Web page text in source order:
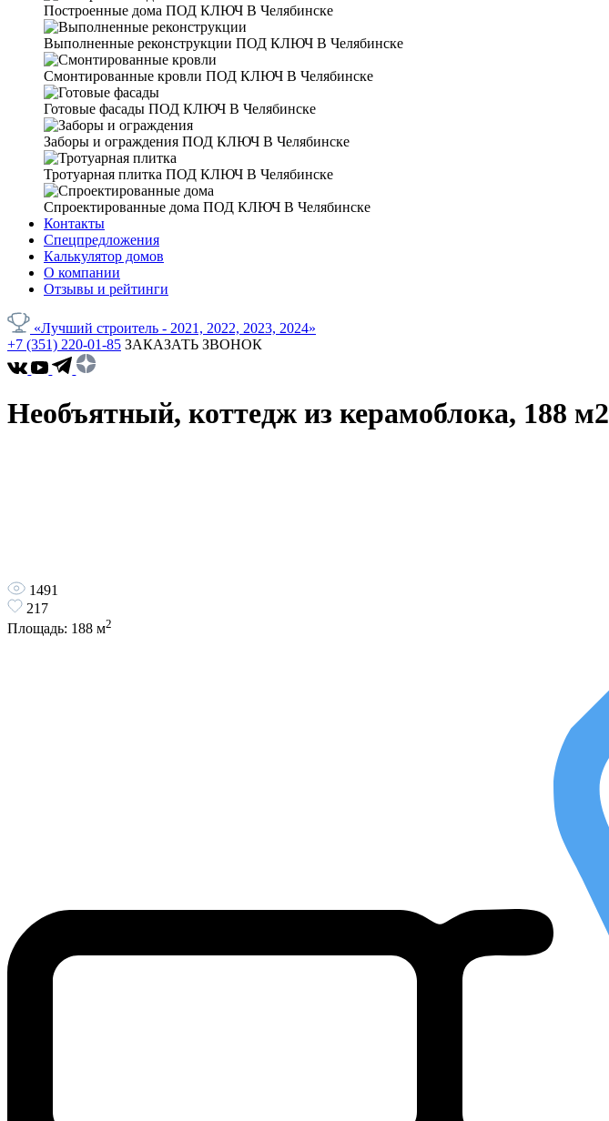
Построенные дома ПОД КЛЮЧ В Челябинске
Выполненные реконструкции ПОД КЛЮЧ В Челябинске
Смонтированные кровли ПОД КЛЮЧ В Челябинске
Готовые фасады ПОД КЛЮЧ В Челябинске
Заборы и ограждения ПОД КЛЮЧ В Челябинске
Тротуарная плитка ПОД КЛЮЧ В Челябинске
Спроектированные дома ПОД КЛЮЧ В Челябинске
Контакты
Спецпредложения
Калькулятор домов
О компании
Отзывы и рейтинги
«Лучший строитель - 2021, 2022, 2023, 2024»
+7 (351) 220-01-85 ЗАКАЗАТЬ ЗВОНОК
Необъятный, коттедж из керамоблока, 188 м2
1491
217
Площадь: 188 м2